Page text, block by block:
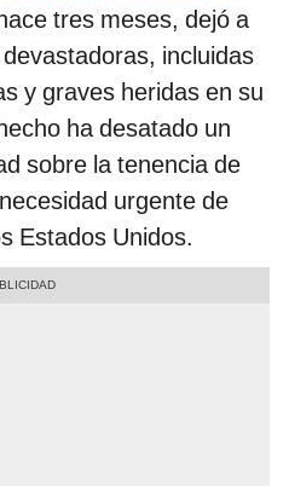
tres meses, dejó a
incluidas
y graves heridas en su
ha desatado un
sobre la tenencia de
urgente de
Estados Unidos.